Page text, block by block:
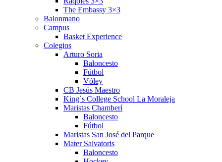
The Embassy 3×3
Balonmano
Campus
Basket Experience
Colegios
Arturo Soria
Baloncesto
Fútbol
Vóley
CB Jesús Maestro
King´s College School La Moraleja
Maristas Chamberí
Baloncesto
Fútbol
Maristas San José del Parque
Mater Salvatoris
Baloncesto